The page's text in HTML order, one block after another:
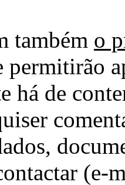
também o
permitirão
há de
(e-